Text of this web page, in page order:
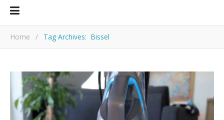
Home / Tag Archives: Bissel